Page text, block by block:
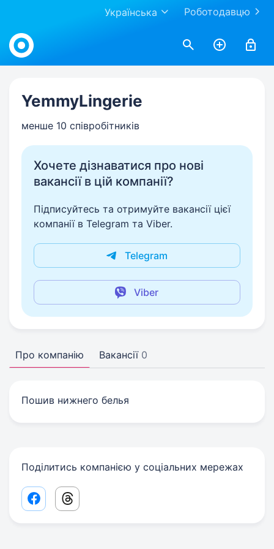
Роботодавцю
Українська
Work.ua
YemmyLingerie
менше 10 співробітників
Хочете дізнаватися про нові
вакансії в цій компанії?
Підписуйтесь та отримуйте вакансії цієї
компанії в Telegram та Viber.
Telegram
Viber
Про компанію Вакансії 0
Пошив нижнего белья
Поділитись компанією у соціальних мережах
Facebook share link
Threads share link